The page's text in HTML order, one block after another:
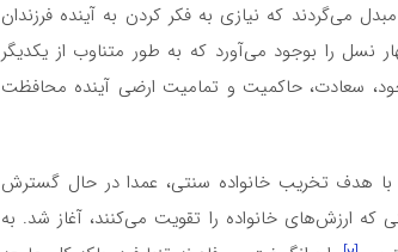
می‌گردند که نیازی به فکر کردن به آینده فرزندان
نسل را بوجود می‌آورد که به طور متناوب از یکدیگر
خود، سعادت، حاکمیت و تمامیت ارضی آینده محافظت
هدف تخریب خانواده سنتی، عمدا در حال گسترش
ارزش‌های خانواده را تقویت می‌کنند، آغاز شد. به